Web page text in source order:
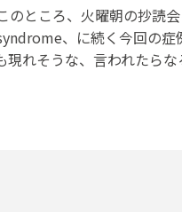
ところ、火曜朝の抄読
、に続く今回の症
れそうな、言われたらな